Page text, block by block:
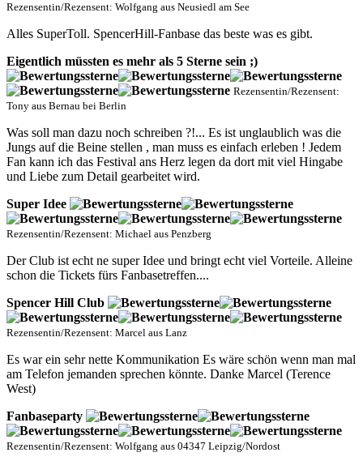
Rezensentin/Rezensent: Wolfgang aus Neusiedl am See
Alles SuperToll. SpencerHill-Fanbase das beste was es gibt.
Eigentlich müssten es mehr als 5 Sterne sein ;)
Rezensentin/Rezensent:
Tony aus Bernau bei Berlin
Was soll man dazu noch schreiben ?!... Es ist unglaublich was die
Jungs auf die Beine stellen , man muss es einfach erleben ! Jedem
Fan kann ich das Festival ans Herz legen da dort mit viel Hingabe
und Liebe zum Detail gearbeitet wird.
Super Idee
Rezensentin/Rezensent: Michael aus Penzberg
Der Club ist echt ne super Idee und bringt echt viel Vorteile. Alleine
schon die Tickets fürs Fanbasetreffen....
Spencer Hill Club
Rezensentin/Rezensent: Marcel aus Lanz
Es war ein sehr nette Kommunikation Es wäre schön wenn man mal
am Telefon jemanden sprechen könnte. Danke Marcel (Terence
West)
Fanbaseparty
Rezensentin/Rezensent: Wolfgang aus 04347 Leipzig/Nordost